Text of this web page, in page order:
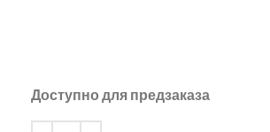
Доступно для предзаказа